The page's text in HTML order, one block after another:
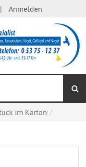
Anmelden
im Karton